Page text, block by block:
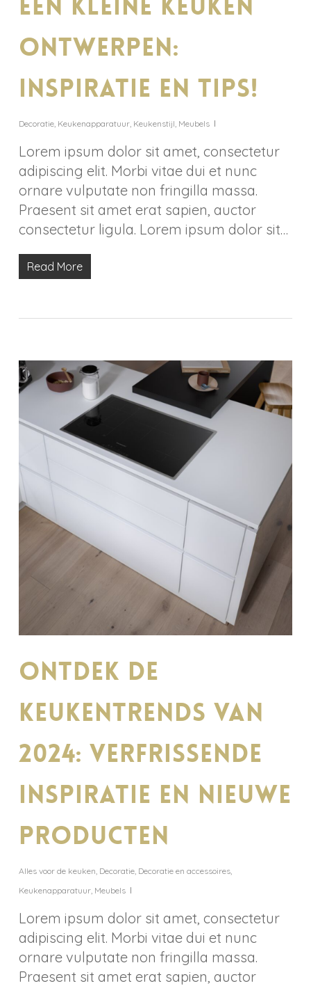
Een kleine keuken
ontwerpen:
inspiratie en tips!
Decoratie, Keukenapparatuur, Keukenstijl, Meubels
Lorem ipsum dolor sit amet, consectetur
adipiscing elit. Morbi vitae dui et nunc
ornare vulputate non fringilla massa.
Praesent sit amet erat sapien, auctor
consectetur ligula. Lorem ipsum dolor sit…
Read More
Ontdek de
keukentrends van
2024: verfrissende
inspiratie en nieuwe
producten
Alles voor de keuken Decoratie, Decoratie en accessoires,
Keukenapparatuur, Meubels
Lorem ipsum dolor sit amet, consectetur
adipiscing elit. Morbi vitae dui et nunc
ornare vulputate non fringilla massa.
Praesent sit amet erat sapien, auctor